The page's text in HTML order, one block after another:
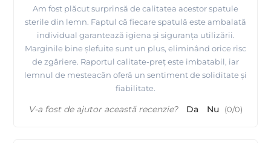
Am fost plăcut surprinsă de calitatea acestor spatule
sterile din lemn. Faptul că fiecare spatulă este ambalată
individual garantează igiena și siguranța utilizării.
Marginile bine șlefuite sunt un plus, eliminând orice risc
de zgâriere. Raportul calitate-preț este imbatabil, iar
lemnul de mesteacăn oferă un sentiment de soliditate și
fiabilitate.
V-a fost de ajutor această recenzie? Da Nu (0/0)